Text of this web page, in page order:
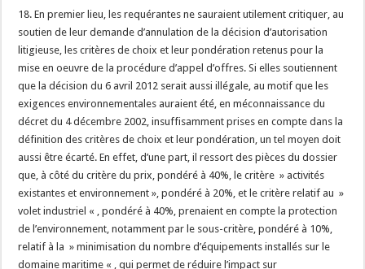
18. En premier lieu, les requérantes ne sauraient utilement critiquer, au
soutien de leur demande d’annulation de la décision d’autorisation
litigieuse, les critères de choix et leur pondération retenus pour la
mise en oeuvre de la procédure d’appel d’offres. Si elles soutiennent
que la décision du 6 avril 2012 serait aussi illégale, au motif que les
exigences environnementales auraient été, en méconnaissance du
décret du 4 décembre 2002, insuffisamment prises en compte dans la
définition des critères de choix et leur pondération, un tel moyen doit
aussi être écarté. En effet, d’une part, il ressort des pièces du dossier
que, à côté du critère du prix, pondéré à 40%, le critère » activités
existantes et environnement », pondéré à 20%, et le critère relatif au »
volet industriel « , pondéré à 40%, prenaient en compte la protection
de l’environnement, notamment par le sous-critère, pondéré à 10%,
relatif à la » minimisation du nombre d’équipements installés sur le
domaine maritime « , qui permet de réduire l’impact sur